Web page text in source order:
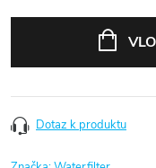
Dotaz k produktu